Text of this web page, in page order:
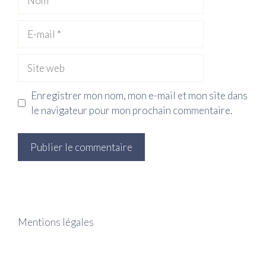
mail
web
Enregistrer mon nom, mon e-mail et mon site dans
le navigateur pour mon prochain commentaire.
Mentions légales